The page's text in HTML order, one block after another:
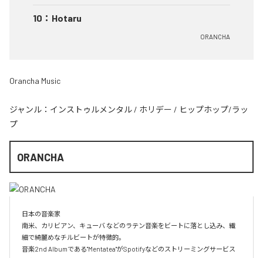
10 ： Hotaru
ORANCHA
Orancha Music
ジャンル： インストゥルメンタル / ホリデー / ヒップホップ/ラッ
プ
ORANCHA
日本の音楽家
南米、カリビアン、キューバ などのラテン音楽をビートに落とし込み、繊
細で綺麗めなチルビートが特徴的。
音楽2nd Albumである"Mentatea"がSpotifyなどのストリーミングサービス